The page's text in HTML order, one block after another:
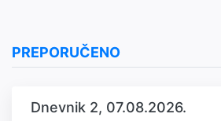
PREPORUČENO
Dnevnik 2, 07.08.2026.